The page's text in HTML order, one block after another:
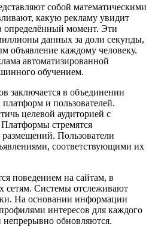
собой математическими
какую рекламу увидит
определённый момент. Эти
данных за доли секунды,
объявление каждому человеку.
автоматизированной
обучением.
заключается в объединении
и пользователей.
целевой аудиторией с
стремятся
Пользователи
соответствующими их
поведением на сайтам, в
сетям. Системы отслеживают
На основании информации
интересов для каждого
обновляются.